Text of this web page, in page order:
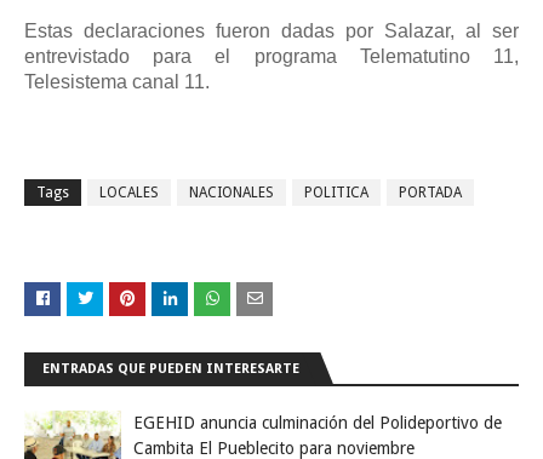
Estas declaraciones fueron dadas por Salazar, al ser
entrevistado para el programa Telematutino 11,
Telesistema canal 11.
Tags LOCALES NACIONALES POLITICA PORTADA
ENTRADAS QUE PUEDEN INTERESARTE
EGEHID anuncia culminación del Polideportivo de
Cambita El Pueblecito para noviembre